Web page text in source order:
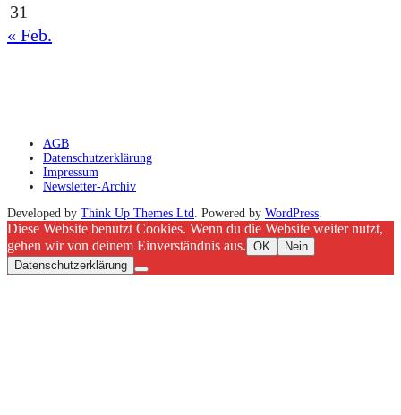
31
« Feb.
AGB
Datenschutzerklärung
Impressum
Newsletter-Archiv
Developed by Think Up Themes Ltd. Powered by WordPress.
Diese Website benutzt Cookies. Wenn du die Website weiter nutzt,
gehen wir von deinem Einverständnis aus. OK
Nein
Datenschutzerklärung